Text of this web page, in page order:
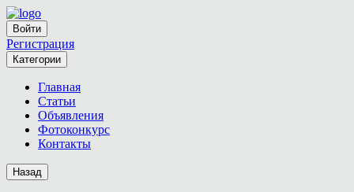
Войти
Регистрация
Категории
Главная
Статьи
Объявления
Фотоконкурс
Контакты
Назад